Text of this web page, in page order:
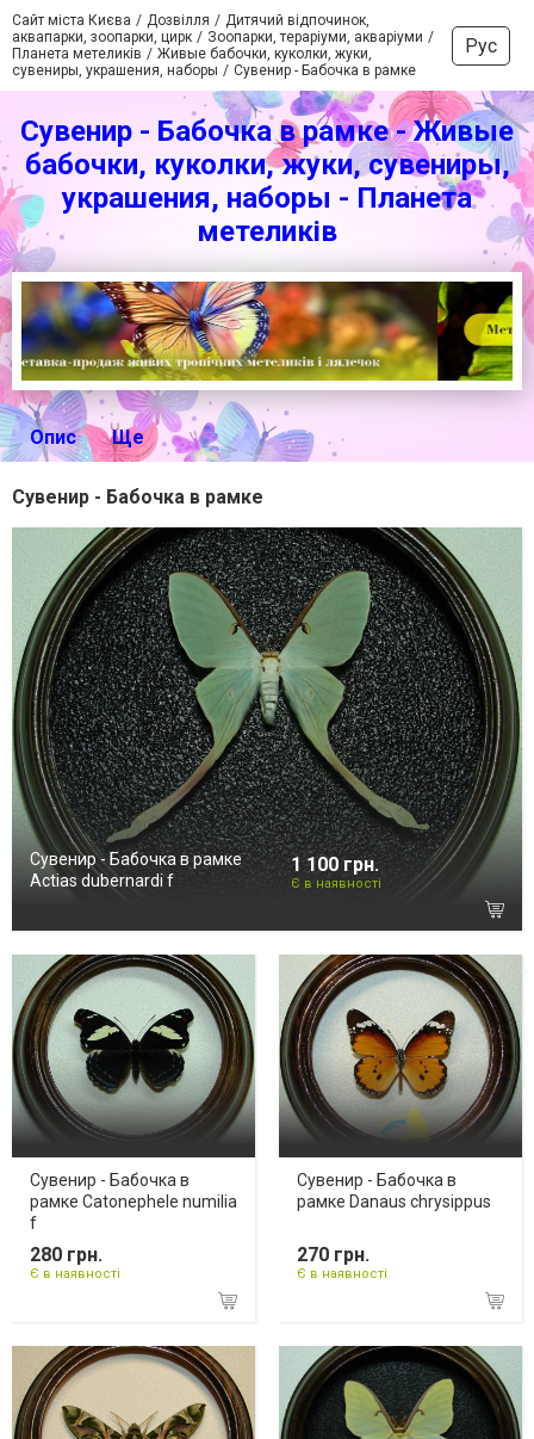
Сайт міста Києва Дозвілля
Дитячий відпочинок,
аквапарки, зоопарки, цирк
Зоопарки, тераріуми, акваріуми
Планета метеликів
Живые бабочки, куколки, жуки,
сувениры, украшения, наборы
Сувенир - Бабочка в рамке
Рус
Сувенир - Бабочка в рамке - Живые
бабочки, куколки, жуки, сувениры,
украшения, наборы - Планета
метеликів
Опис Ще
Сувенир - Бабочка в рамке
Сувенир - Бабочка в рамке
Actias dubernardi f
1 100 грн.
Є в наявності
Сувенир - Бабочка в
рамке Catonephele numilia
f
280 грн.
Є в наявності
Сувенир - Бабочка в
рамке Danaus chrysippus
270 грн.
Є в наявності